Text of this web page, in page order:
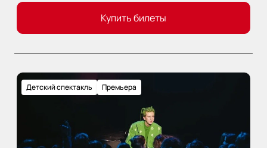
Купить билеты
Детский спектакль Премьера